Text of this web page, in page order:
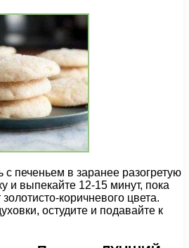
с печеньем в заранее разогретую
и выпекайте 12-15 минут, пока
коричневого цвета.
остудите и подавайте к